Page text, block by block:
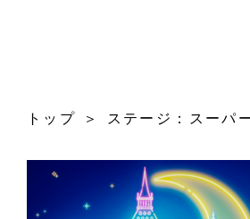
トップ ステージ：スーパ